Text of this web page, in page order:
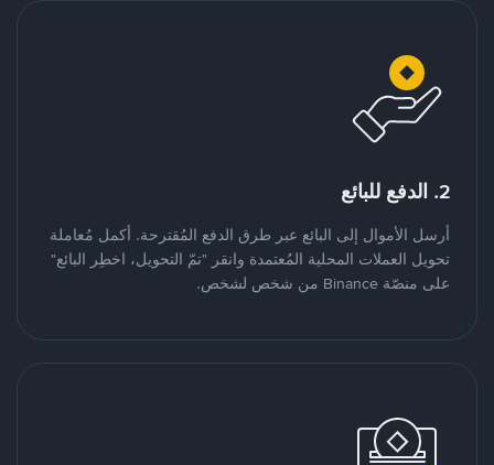
2. الدفع للبائع
أرسل الأموال إلى البائع عبر طرق الدفع المُقترحة. أكمل مُعاملة
تحويل العملات المحلية المُعتمدة وانقر "تمّ التحويل، اخطِر البائع"
على منصّة Binance من شخص لشخص.